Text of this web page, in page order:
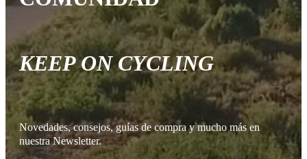
KEEP ON CYCLING
Novedades, consejos, guías de compra y mucho más en
nuestra Newsletter.